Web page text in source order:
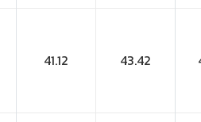
41.12 43.42